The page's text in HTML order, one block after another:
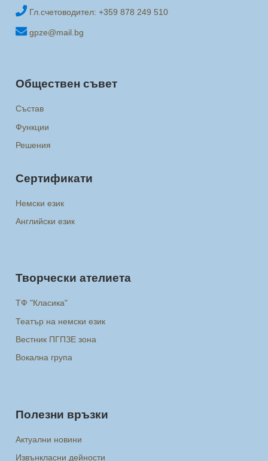
Гл.счетоводител: +359 878 249 510
gpze@mail.bg
Обществен съвет
Състав
Функции
Решения
Сертификати
Немски език
Английски език
Творчески ателиета
ТФ "Класика"
Театър на немски език
Вестник ПГПЗЕ зона
Вокална група
Полезни връзки
Актуални новини
Извънкласни дейности